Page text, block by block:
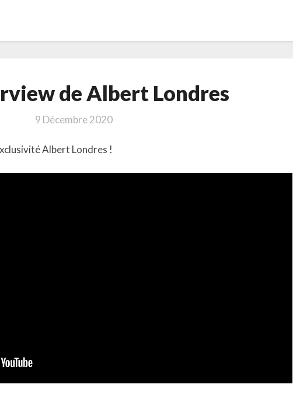
interview
Albert
de Albert Londres
9 Décembre 2020
Albert Londres !